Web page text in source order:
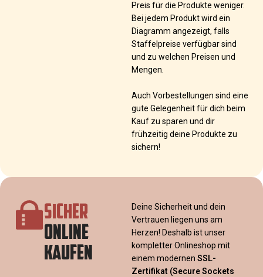
Preis für die Produkte weniger.
Bei jedem Produkt wird ein
Diagramm angezeigt, falls
Staffelpreise verfügbar sind
und zu welchen Preisen und
Mengen.
Auch Vorbestellungen sind eine
gute Gelegenheit für dich beim
Kauf zu sparen und dir
frühzeitig deine Produkte zu
sichern!
SICHER
ONLINE
KAUFEN
Deine Sicherheit und dein
Vertrauen liegen uns am
Herzen! Deshalb ist unser
kompletter Onlineshop mit
einem modernen SSL-
Zertifikat (Secure Sockets